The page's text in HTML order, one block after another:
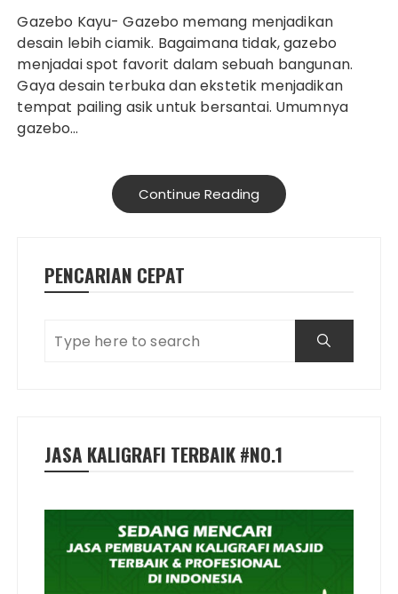
Gazebo Kayu- Gazebo memang menjadikan
desain lebih ciamik. Bagaimana tidak, gazebo
menjadai spot favorit dalam sebuah bangunan.
Gaya desain terbuka dan ekstetik menjadikan
tempat pailing asik untuk bersantai. Umumnya
gazebo…
Continue Reading
PENCARIAN CEPAT
JASA KALIGRAFI TERBAIK #NO.1